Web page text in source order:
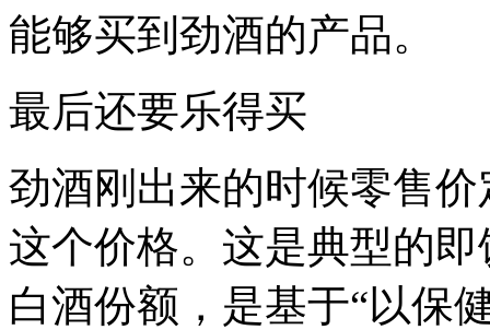
能够买到劲酒的产品。
最后还要乐得买
劲酒刚出来的时候零售
这个价格。这是典型的
白酒份额，是基于“以保